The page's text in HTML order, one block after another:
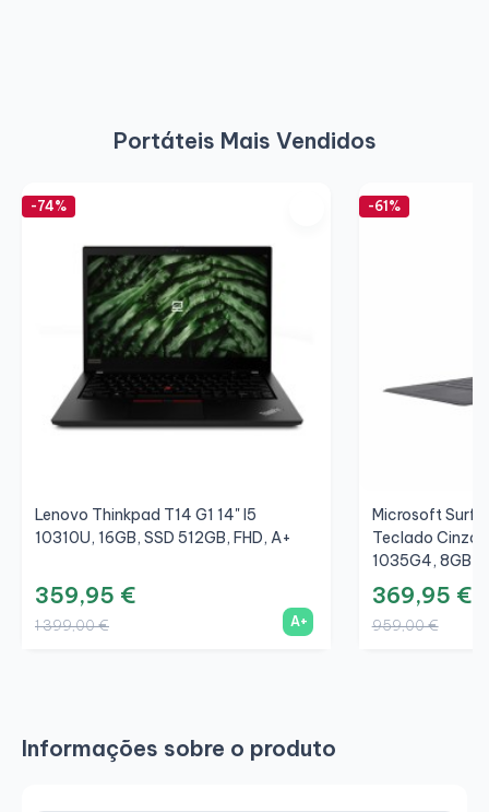
Portáteis Mais Vendidos
-74%
Lenovo Thinkpad T14 G1 14" I5
10310U, 16GB, SSD 512GB, FHD, A+
359,95 €
1 399,00 € A+
-61%
Microsoft
Teclado Cinza/
1035G4, 8GB,
369,95 €
959,00 €
Informações sobre o produto